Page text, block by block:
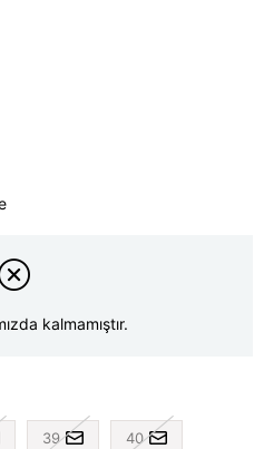
kalmamıştır.
39 40